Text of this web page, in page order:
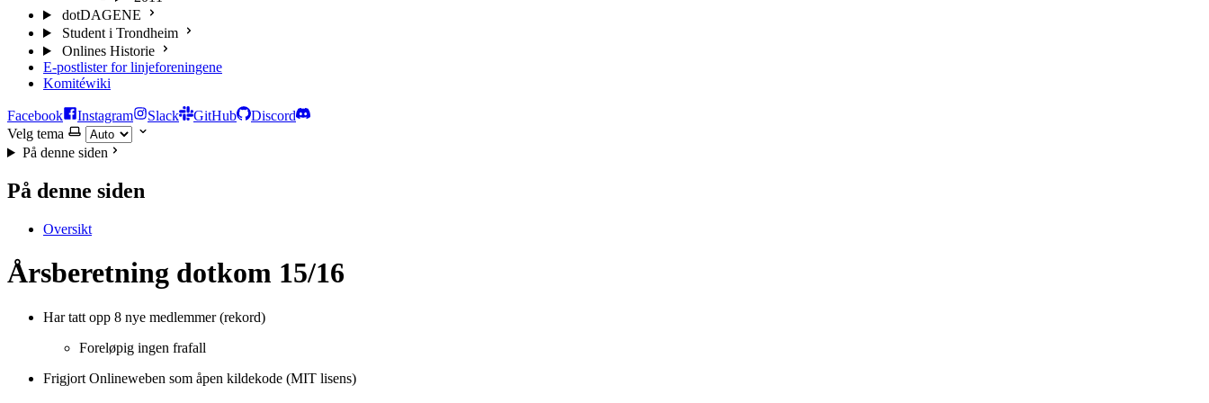
dotDAGENE
Student i Trondheim
Onlines Historie
E-postlister for linjeforeningene
Komitéwiki
Facebook Instagram Slack GitHub
Discord
Velg tema
På denne siden
På denne siden
Oversikt
Årsberetning dotkom 15/16
Har tatt opp 8 nye medlemmer (rekord)
Foreløpig ingen frafall
Frigjort Onlineweben som åpen kildekode (MIT lisens)